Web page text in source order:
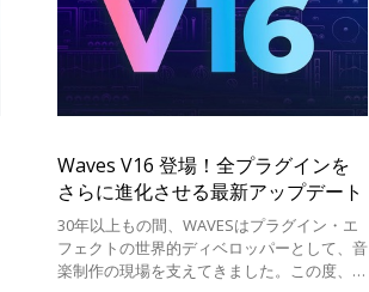
Waves V16 登場！全プラグインを
さらに進化させる最新アップデート
30年以上もの間、WAVESはプラグイン・エ
フェクトの世界的ディベロッパーとして、音
楽制作の現場を支えてきました。この度、